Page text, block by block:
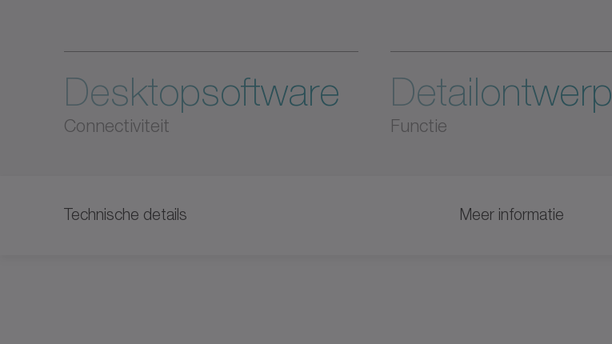
Desktopsoftware
Connectiviteit
Detailontwerp
Functie
Technische details Meer informatie